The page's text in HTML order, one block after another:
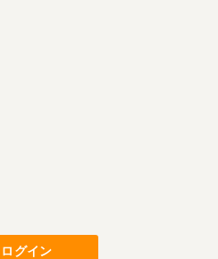
命頑張ってくれる中山さんに
で3台買いましたが、これから
いです。
いに行ったのですが、とても
ただき細かく説明して下さっ
す。
で分かりやすく、急な要望に
ログイン